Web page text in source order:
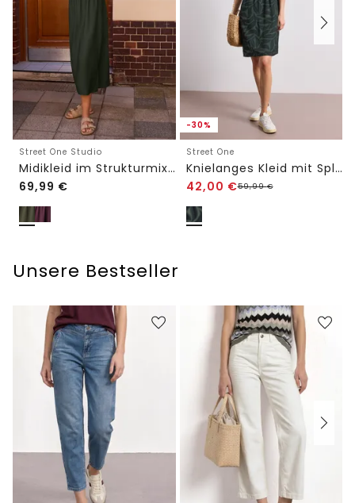
Street One Studio
Midikleid im Strukturmix mit Rundhals
69,99 €
-30%
Street One
Knielanges Kleid mit Split Neck und Print
42,00 €59,99€
Unsere Bestseller